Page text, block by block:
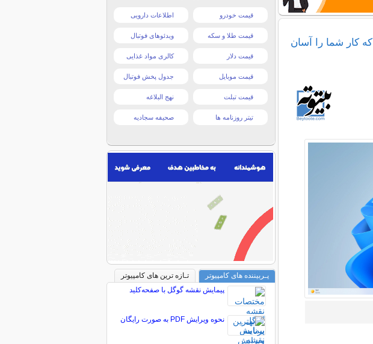
WINDOWS COPILOT: یک ویژگی جدید در ویندوز 11 که کار شما را آسان
قیمت خودرو اطلاعات دارویی
قیمت طلا و سکه ویدئوهای فوتبال
قیمت دلار کالری مواد غذایی
قیمت موبایل جدول پخش فوتبال
قیمت تبلت نهج البلاغه
تیتر روزنامه ها صحیفه سجادیه
پـربیننده های کامپیوتر
تـازه ترین های کامپیوتر
پیمایش نقشه گوگل با صفحه‌کلید
نحوه ویرایش PDF به صورت رایگان